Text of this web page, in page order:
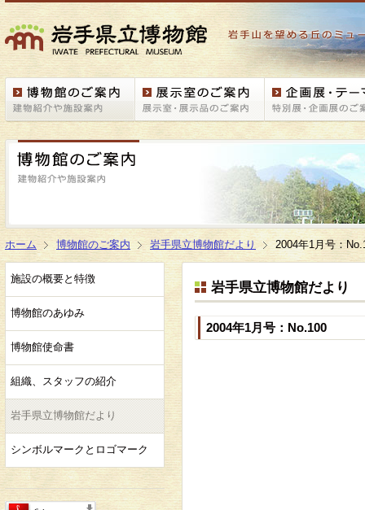
ホーム 博物館のご案内 岩手県立博物館だより 2004年1月号：
施設の概要と特徴
博物館のあゆみ
博物館使命書
組織、スタッフの紹介
岩手県立博物館だより
シンボルマークとロゴマーク
岩手県立博物館だより
2004年1月号：No.100